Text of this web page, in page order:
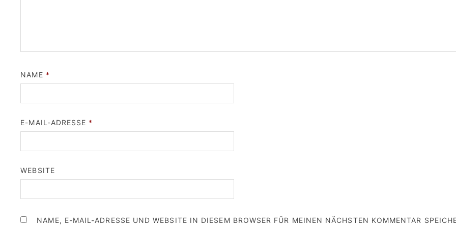
NAME *
E-MAIL-ADRESSE *
WEBSITE
NAME, E-MAIL-ADRESSE UND WEBSITE IN DIESEM BROWSER FÜR MEINEN NÄCHSTEN KOMMENTAR